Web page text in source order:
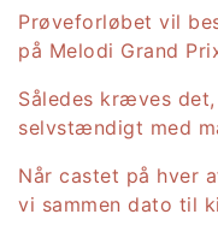
Prøveforløbet vil
på Melodi Grand
Således kræves
selvstændigt med
Når castet på hver
vi sammen dato til